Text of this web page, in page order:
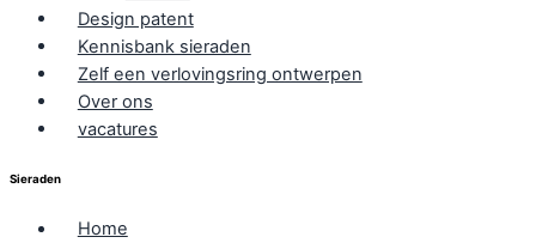
Design patent
Kennisbank sieraden
Zelf een verlovingsring ontwerpen
Over ons
vacatures
Sieraden
Home